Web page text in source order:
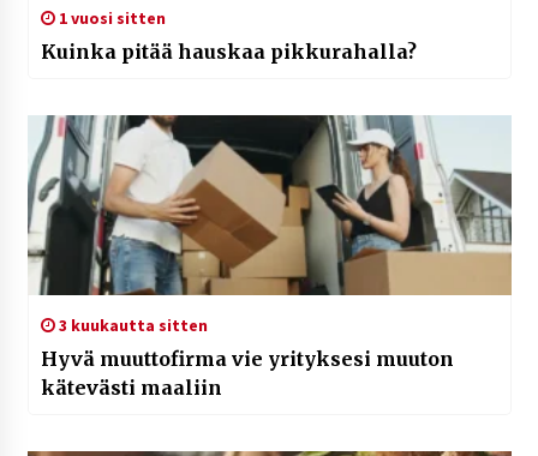
1 vuosi sitten
Kuinka pitää hauskaa pikkurahalla?
3 kuukautta sitten
Hyvä muuttofirma vie yrityksesi muuton
kätevästi maaliin